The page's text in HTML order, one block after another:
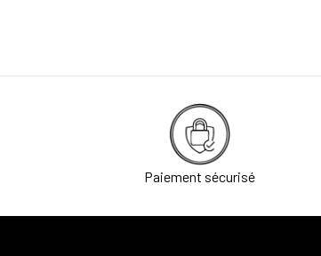
Paiement sécurisé